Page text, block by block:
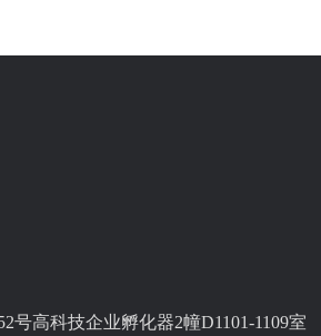
号高科技企业孵化器2幢D1101-1109室